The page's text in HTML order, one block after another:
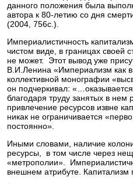
данного положения была
автора к 80-летию со дня
(2004, 756с.).
Империалистичность
чистом виде, в границах своей
не может. Этот вывод уже
В.И.Ленина «Империализм как
коллективной монографии
он подчеркивал:
благодаря труду занятых в
привлечение ресурсов извне
никак не ограничивается
постоянно».
Иными словами, наличие
ресурсы, в том числе через
«метрополии».
внешнем атрибуте. Капитализм